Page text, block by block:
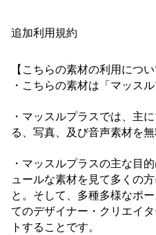
追加利用規約
【こちらの素材の利用につい
・こちらの素材は「マッス
・マッスルプラスでは、主
る、写真、及び音声素材を無
・マッスルプラスの主な目
ュールな素材を見て多くの
と。そして、多種多様なポ
てのデザイナー・クリエイ
トすることです。